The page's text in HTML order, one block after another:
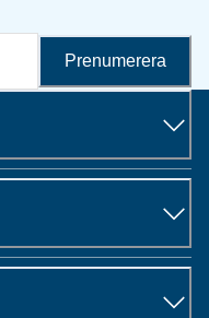
Prenumerera